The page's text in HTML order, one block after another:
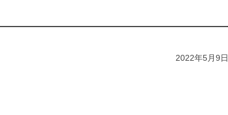
2022年5月9日